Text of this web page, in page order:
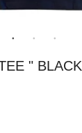
" BLACK